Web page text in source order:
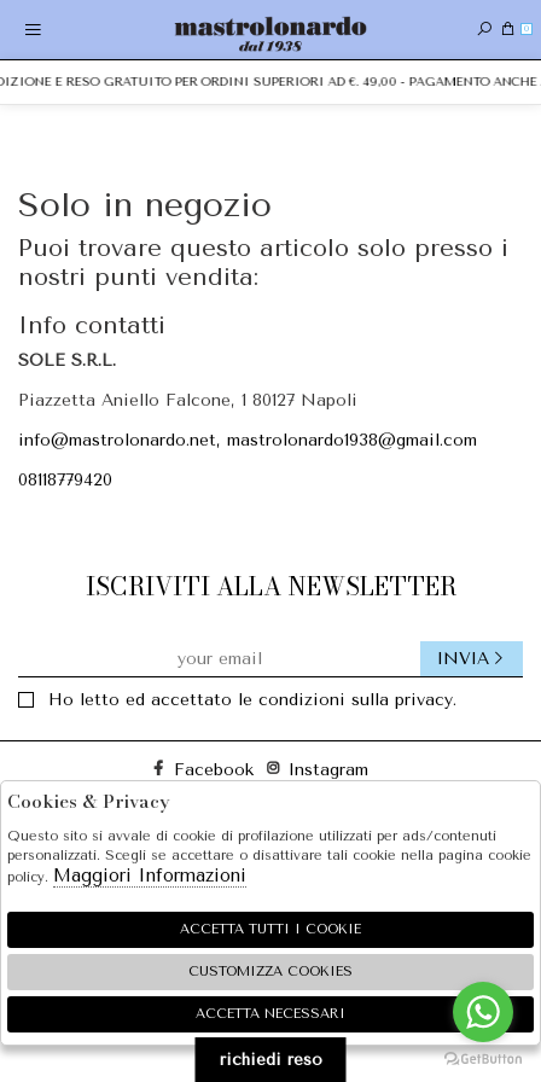
0
E RESO GRATUITO PER ORDINI SUPERIORI AD €. 49,00 - PAGAMENTO ANCHE
Solo in negozio
Puoi trovare questo articolo solo presso i
nostri punti vendita:
Info contatti
SOLE S.R.L.
Piazzetta Aniello Falcone, 1 80127 Napoli
info@mastrolonardo.net, mastrolonardo1938@gmail.com
08118779420
ISCRIVITI ALLA NEWSLETTER
Ho letto ed accettato le condizioni sulla privacy.
INVIA
Facebook Instagram
SOLE S.R.L.
SHOPPING
EXTRA
2026 SOLE S.R.L. - P.iva : 07456781215 Powered byAteliersocietàgruppo Zucchetti
🍪
richiedi reso
Cookies & Privacy
Questo sito si avvale di cookie di profilazione utilizzati per ads/contenuti
personalizzati. Scegli se accettare o disattivare tali cookie nella pagina cookie
policy. Maggiori Informazioni
ACCETTA TUTTI I COOKIE
CUSTOMIZZA COOKIES
ACCETTA NECESSARI